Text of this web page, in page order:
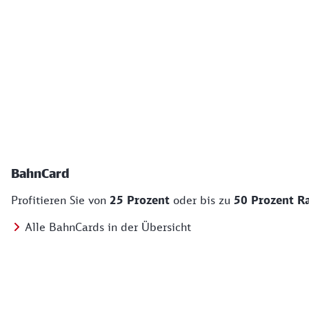
BahnCard
Profitieren Sie von 25 Prozent oder bis zu 50 Prozent
Alle BahnCards in der Übersicht